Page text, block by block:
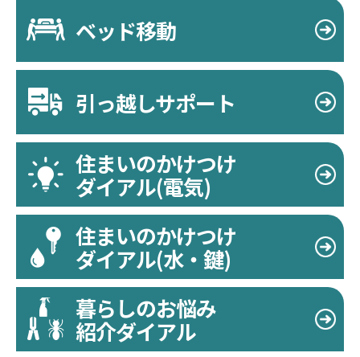
ベッド移動
引っ越しサポート
住まいのかけつけ
ダイアル(電気)
住まいのかけつけ
ダイアル(水・鍵)
暮らしのお悩み
紹介ダイアル